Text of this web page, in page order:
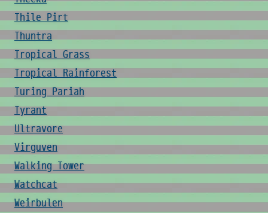
Thile Pirt
Thuntra
Tropical Grass
Tropical Rainforest
Turing Pariah
Tyrant
Ultravore
Virguven
Walking Tower
Watchcat
Weirbulen